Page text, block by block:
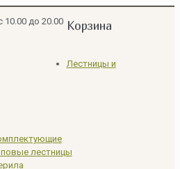
10.00 до 20.00 Корзина
Лестницы и
лестницы